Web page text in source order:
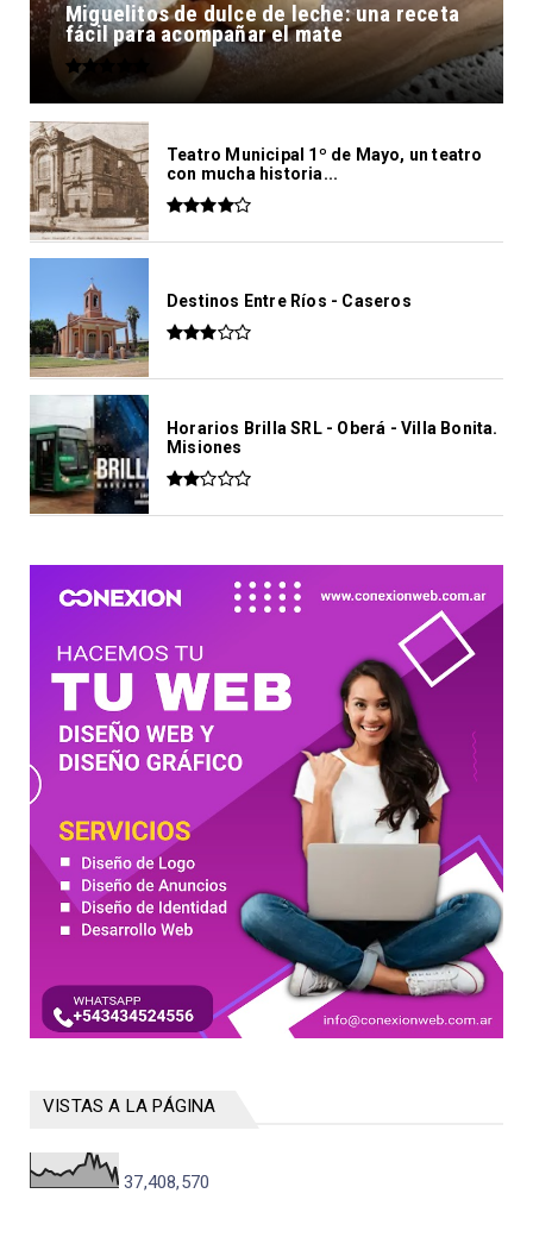
Miguelitos de dulce de leche: una receta
fácil para acompañar el mate
Teatro Municipal 1º de Mayo, un teatro
con mucha historia...
Destinos Entre Ríos - Caseros
Horarios Brilla SRL - Oberá - Villa Bonita.
Misiones
VISTAS A LA PÁGINA
37,408,570